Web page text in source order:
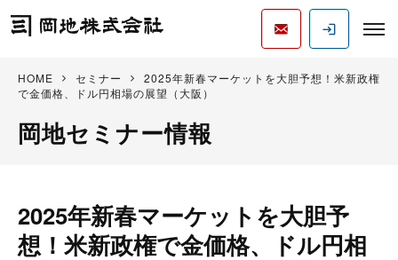
HOME セミナー
2025年新春マーケットを大胆予想！米新政権
で金価格、ドル円相場の展望（大阪）
岡地セミナー情報
2025年新春マーケットを大胆予
想！米新政権で金価格、ドル円相